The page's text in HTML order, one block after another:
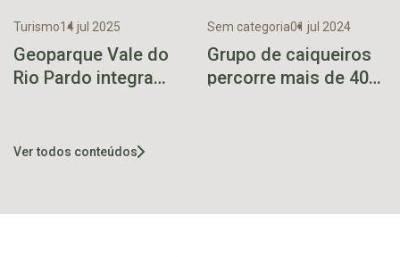
Turismo14 jul 2025
Geoparque Vale do
Rio Pardo integra
Sem categoria01 jul 2024
Grupo de caiqueiros
percorre mais de 40
Ver todos conteúdos